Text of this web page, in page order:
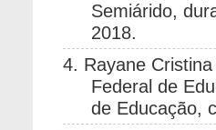
Semiárido,
2018.
4. Rayane
Federal de
de Educação,